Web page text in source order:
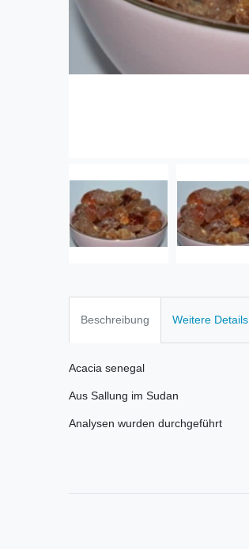
Beschreibung Weitere Details
Acacia senegal
Aus Sallung im Sudan
Analysen wurden durchgeführt